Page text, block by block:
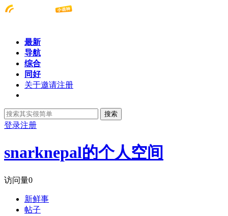
最新
导航
综合
同好
关于邀请注册
搜索
登录注册
snarknepal的个人空间
访问量0
新鲜事
帖子